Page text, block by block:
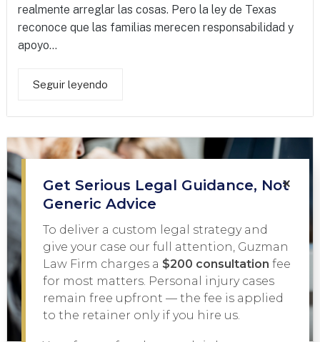
realmente arreglar las cosas. Pero la ley de Texas
reconoce que las familias merecen responsabilidad y
apoyo...
Seguir leyendo
×
Get Serious Legal Guidance, Not
Generic Advice
To deliver a custom legal strategy and
give your case our full attention, Guzman
Law Firm charges a $200 consultation fee
for most matters. Personal injury cases
remain free upfront — the fee is applied
to the retainer only if you hire us.